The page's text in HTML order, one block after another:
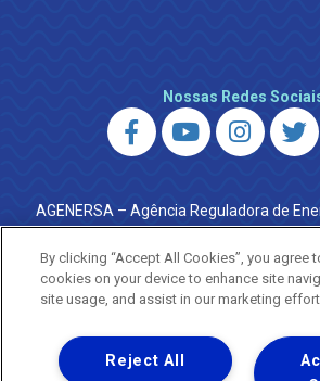
Nossas Redes
AGENERSA – Agência Reguladora de
do Estado do Rio de
0800 024 9040 · (21) 2332-6457
ouvidoria@agenersa.rj.gov.br/
·http://
By clicking “Accept All Cookies”, you agree
cookies on your device to enhance site
site usage, and assist in our marketing
Reject All